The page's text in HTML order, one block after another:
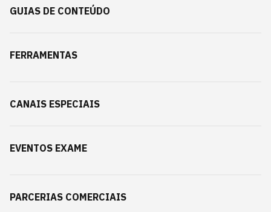
GUIAS DE CONTEÚDO
FERRAMENTAS
CANAIS ESPECIAIS
EVENTOS EXAME
PARCERIAS COMERCIAIS